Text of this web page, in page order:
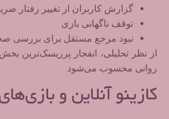
گزارش کاربران از تغییر رفتار
توقف ناگهانی بازی
نبود مرجع مستقل برای بررسی
از نظر تحلیلی، انفجار پرریسک‌ترین
روانیمحسوب می‌شود.
کازینو آنلاین و